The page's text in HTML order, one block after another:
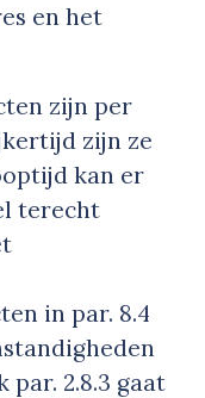
en het
zijn per
zijn ze
kan er
terecht
in par. 8.4
2.8.3 gaat